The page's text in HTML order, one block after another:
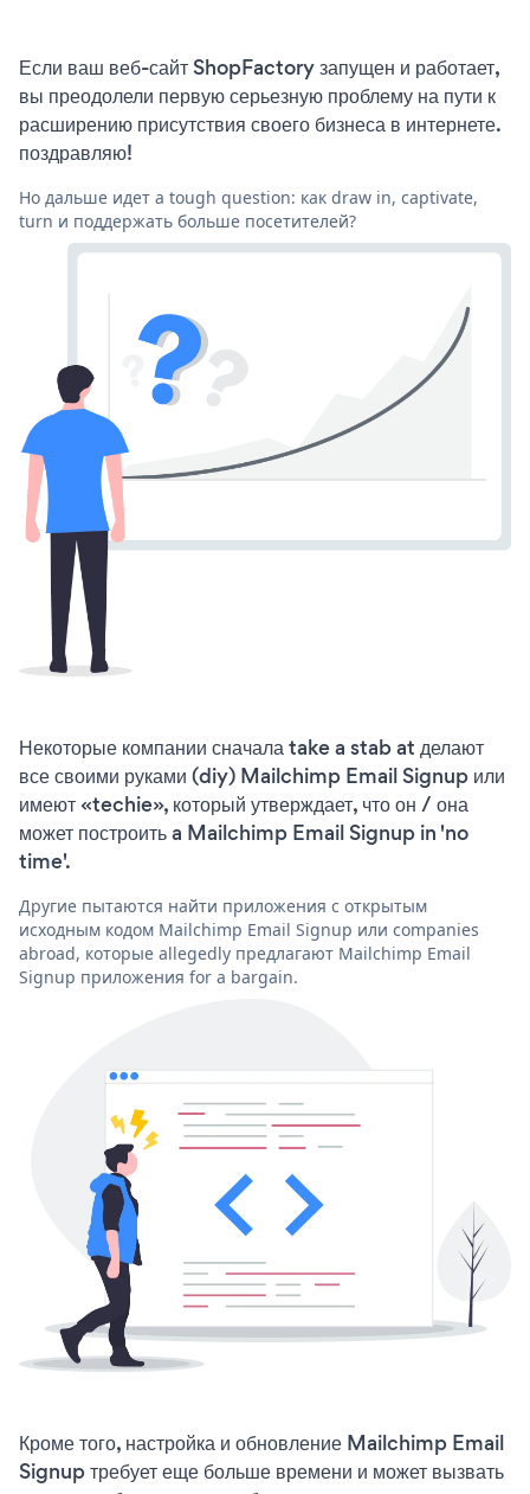
Если ваш веб-сайт ShopFactory запущен и работает,
вы преодолели первую серьезную проблему на пути к
расширению присутствия своего бизнеса в интернете.
поздравляю!
Но дальше идет a tough question: как draw in, captivate,
turn и поддержать больше посетителей?
Некоторые компании сначала take a stab at делают
все своими руками (diy) Mailchimp Email Signup или
имеют «techie», который утверждает, что он / она
может построить a Mailchimp Email Signup in 'no
time'.
Другие пытаются найти приложения с открытым
исходным кодом Mailchimp Email Signup или companies
abroad, которые allegedly предлагают Mailchimp Email
Signup приложения for a bargain.
Кроме того, настройка и обновление Mailchimp Email
Signup требует еще больше времени и может вызвать